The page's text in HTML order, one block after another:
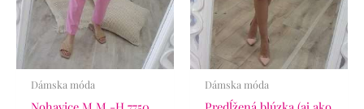
Dámska móda Dámska móda